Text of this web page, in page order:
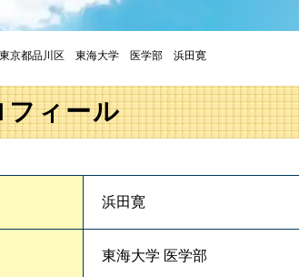
東京都品川区 東海大学 医学部 浜田寛
フィール
浜田寛
東海大学 医学部